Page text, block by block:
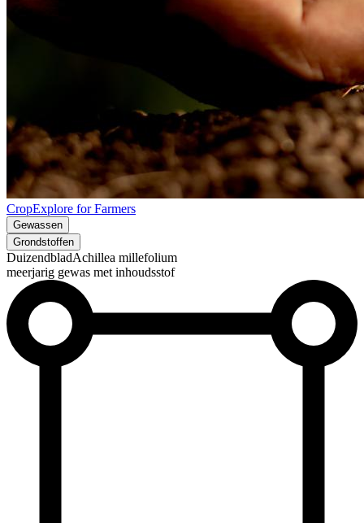
CropExplore for Farmers
Gewassen
Grondstoffen
DuizendbladAchillea millefolium
meerjarig gewas met inhoudsstof